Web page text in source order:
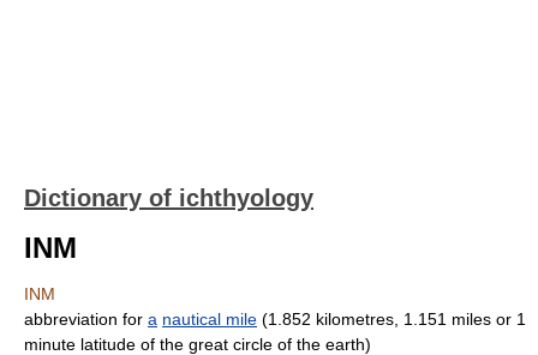
Dictionary of ichthyology
INM
INM
abbreviation for a nautical mile (1.852 kilometres, 1.151 miles or 1
minute latitude of the great circle of the earth)